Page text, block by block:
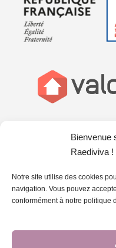
Bienvenue
Raediviva !
Notre site utilise des cookies
navigation. Vous pouvez
conformément à notre politique